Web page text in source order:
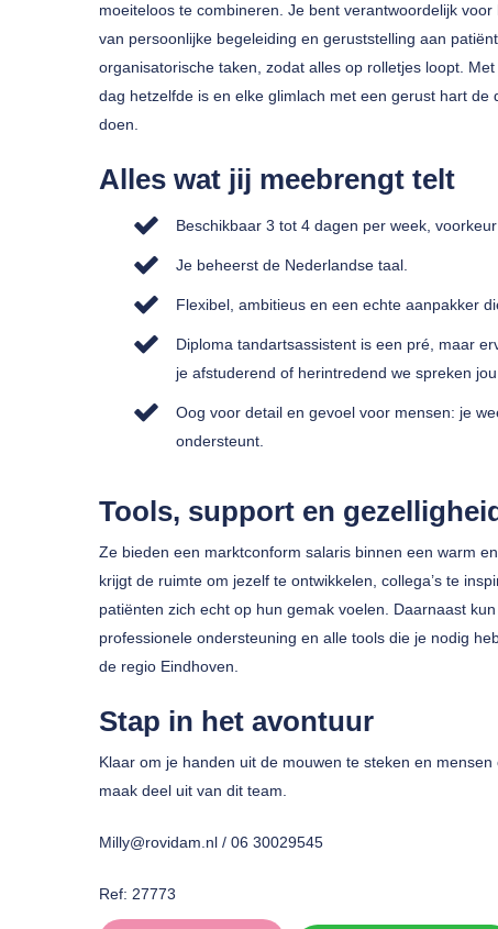
moeiteloos te combineren. Je bent verantwoordelijk
van persoonlijke begeleiding en geruststelling aan
organisatorische taken, zodat alles op rolletjes loopt.
dag hetzelfde is en elke glimlach met een gerust hart
doen.
Alles wat jij meebrengt telt
Beschikbaar 3 tot 4 dagen per week,
Je beheerst de Nederlandse taal.
Flexibel, ambitieus en een echte aanpakker
Diploma tandartsassistent is een pré, maar
je afstuderend of herintredend we spreken
Oog voor detail en gevoel voor mensen: je
ondersteunt.
Tools, support en
Ze bieden een marktconform salaris binnen een warm
krijgt de ruimte om jezelf te ontwikkelen, collega’s te
patiënten zich echt op hun gemak voelen. Daarnaast
professionele ondersteuning en alle tools die je nodig
de regio Eindhoven.
Stap in het avontuur
Klaar om je handen uit de mouwen te steken en
maak deel uit van dit team.
Milly@rovidam.nl / 06 30029545
Ref: 27773